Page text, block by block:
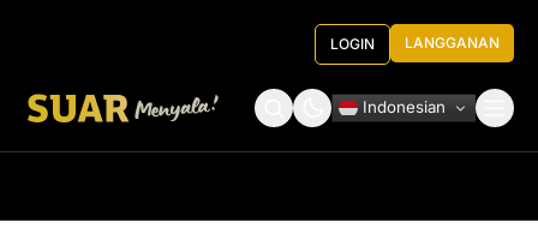
LOGIN LANGGANAN
Indonesian